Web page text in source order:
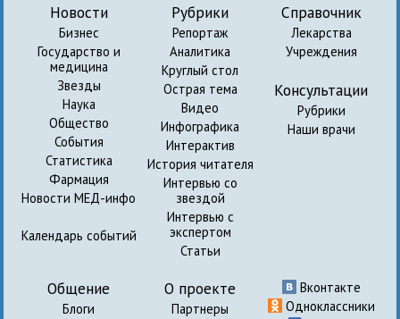
Новости
Бизнес
Государство и
медицина
Звезды
Наука
Общество
События
Статистика
Фармация
Новости МЕД-инфо
Календарь событий
Рубрики
Репортаж
Аналитика
Круглый стол
Острая тема
Видео
Инфографика
Интерактив
История читателя
Интервью со
звездой
Интервью с
экспертом
Статьи
Справочник
Лекарства
Учреждения
Консультации
Рубрики
Наши врачи
Общение
Блоги
О проекте
Партнеры
Вконтакте
Одноклассники